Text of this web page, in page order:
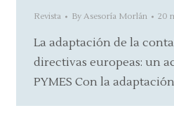
Revista By Asesoría Morlán 20
La adaptación de la
directivas europeas: un
PYMES Con la